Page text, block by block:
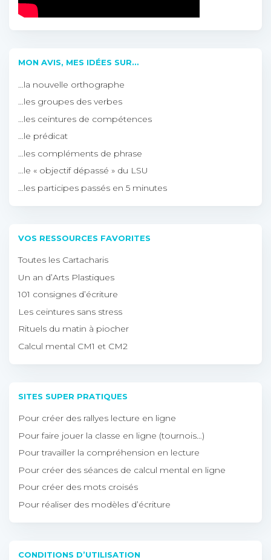
MON AVIS, MES IDÉES SUR…
…la nouvelle orthographe
…les groupes des verbes
…les ceintures de compétences
…le prédicat
…les compléments de phrase
…le « objectif dépassé » du LSU
…les participes passés en 5 minutes
VOS RESSOURCES FAVORITES
Toutes les Cartacharis
Un an d’Arts Plastiques
101 consignes d’écriture
Les ceintures sans stress
Rituels du matin à piocher
Calcul mental CM1 et CM2
SITES SUPER PRATIQUES
Pour créer des rallyes lecture en ligne
Pour faire jouer la classe en ligne (tournois…)
Pour travailler la compréhension en lecture
Pour créer des séances de calcul mental en ligne
Pour créer des mots croisés
Pour réaliser des modèles d’écriture
CONDITIONS D’UTILISATION